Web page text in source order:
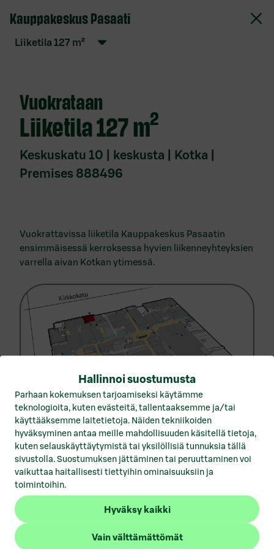
Hallinnoi suostumusta
Parhaan kokemuksen tarjoamiseksi käytämme
teknologioita, kuten evästeitä, tallentaaksemme ja/tai
käyttääksemme laitetietoja. Näiden tekniikoiden
hyväksyminen antaa meille mahdollisuuden käsitellä tietoja,
kuten selauskäyttäytymistä tai yksilöllisiä tunnuksia tällä
sivustolla. Suostumuksen jättäminen tai peruuttaminen voi
vaikuttaa haitallisesti tiettyihin ominaisuuksiin ja
toimintoihin.
Hyväksy kaikki
Vain välttämättömät
Kauppakeskus Pasaati
liiketila 127 m²
Vuokrataan
liiketila127 m²
Keskuskatu 10 | keskusta | Kotka |
Premises 888496
Vuokrattavissa liiketila Kauppakeskus Pasaatin
ensimmäisessä kerroksessa hyvien liikenneyhteyksien
varrella aivan Kotkan ytimessä.
1/2
Avaintiedot
S-Pankki Vuokrattavat toimitilat
Tietosuojaseloste
Saavutettavuusseloste
Anna palautetta
Ota yhteyttä
Vuokrattavat toimitilat Espoo
Vuokrattavat toimitilat Helsinki
Vuokrattavat toimitilat Joensuu
Vuokrattavat toimitilat Jyväskylä
Vuokrattavat toimitilat Kotka
Vuokrattavat toimitilat Kuopio
Vuokrattavat toimitilat Lahti
Vuokrattavat toimitilat Lohja
Vuokrattavat toimitilat Mikkeli
Vuokrattavat toimitilat Pori
Vuokrattavat toimitilat Porvoo